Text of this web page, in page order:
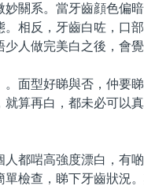
關系。當牙齒顔色偏暗
相反，牙齒白咗，口
人做完美白之後，會
型好睇與否，仲要睇
算再白，都未必可以
啱高強度漂白，有啲
檢查，睇下牙齒狀況